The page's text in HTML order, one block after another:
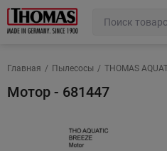
Главная / Пылесосы / THOMAS
Мотор - 681447